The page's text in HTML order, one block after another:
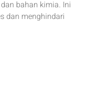
bahan kimia. Ini
dan menghindari